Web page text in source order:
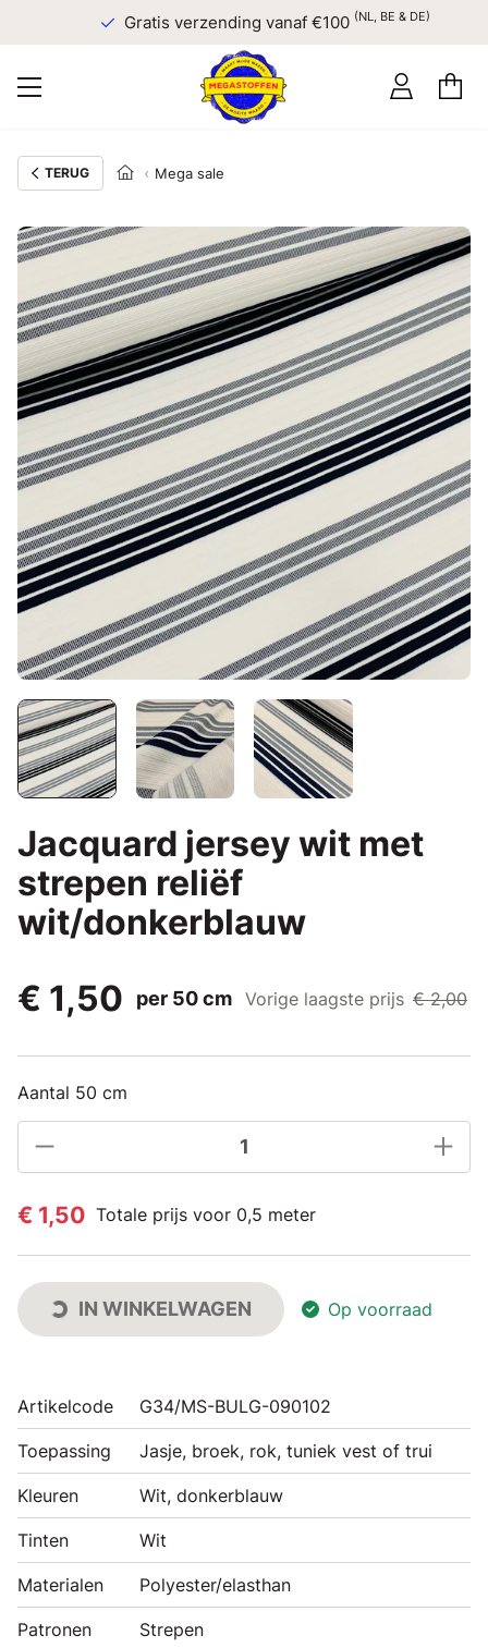
Gratis verzending vanaf €100(NL, BE & DE)
TERUG Mega sale
Jacquard jersey wit met
strepen reliëf
wit/donkerblauw
€ 1,50
per 50 cm Vorige laagste prijs € 2,00
Aantal 50 cm
€ 1,50 Totale prijs voor 0,5 meter
IN WINKELWAGEN Op voorraad
Artikelcode G34/MS-BULG-090102
Toepassing Jasje, broek, rok, tuniek vest of trui
Kleuren Wit, donkerblauw
Tinten Wit
Materialen Polyester/elasthan
Patronen Strepen